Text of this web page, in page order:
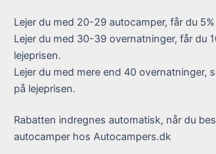
Lejer du med 20-29 autocamper, får du
Lejer du med 30-39 overnatninger, får du
lejeprisen.
Lejer du med mere end 40 overnatninger,
på lejeprisen.
Rabatten indregnes automatisk, når du
autocamper hos Autocampers.dk